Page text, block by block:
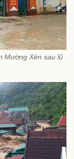
Mường Xén sau lũ